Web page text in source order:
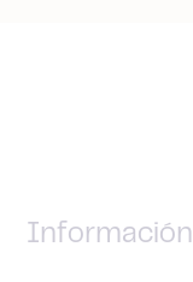
Información